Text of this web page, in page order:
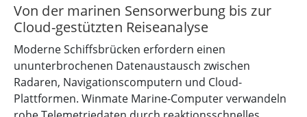
Von der marinen Sensorwerbung bis zur
Cloud-gestützten Reiseanalyse
Moderne Schiffsbrücken erfordern einen
ununterbrochenen Datenaustausch zwischen
Radaren, Navigationscomputern und Cloud-
Plattformen. Winmate Marine-Computer verwandeln